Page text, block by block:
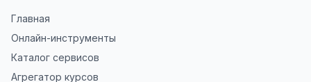
Главная
Онлайн-инструменты
Каталог сервисов
Агрегатор курсов